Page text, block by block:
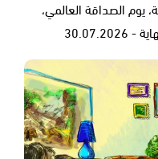
يوم الصداقة العالمي،